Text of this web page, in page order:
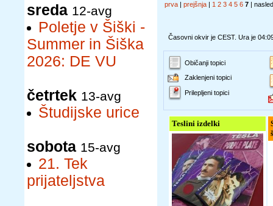
sreda 12-avg
Poletje v Šiški -
Summer in Šiška
2026: DE VU
četrtek 13-avg
Študijske urice
sobota 15-avg
21. Tek
prijateljstva
prva | prejšnja | 1 2 3 4 5 6 7 |
Časovni okvir je CEST. Ura je
Običanji topici
Zaklenjeni topici
Prilepljeni topici
Teslini izdelki